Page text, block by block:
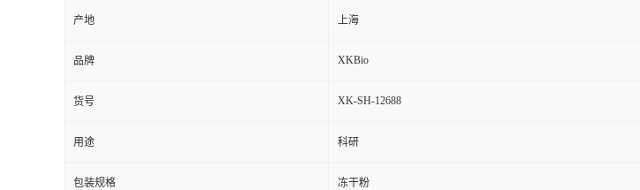
产地 上海
品牌 XKBio
货号 XK-SH-12688
用途 科研
包装规格 冻干粉